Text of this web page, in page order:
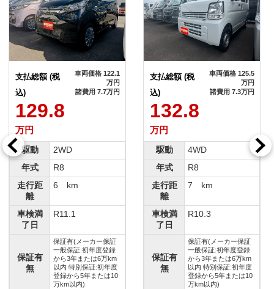
支払総額 (税
込)
129.8
万円
車両価格 122.1
万円
諸費用 7.7万円
駆動
2WD
年式
R8
走行距
離
6 km
車検満
了日
R11.1
保証有
無
保証有(メーカー保証
一般保証:初年度登録
から3年または6万km
以内 特別保証:初年度
登録から5年または10
万km以内)
支払総額 (税
込)
132.8
万円
車両価格 125.5
万円
諸費用 7.3万円
駆動
4WD
年式
R8
走行距
離
7 km
車検満
了日
R10.3
保証有
無
保証有(メーカー保証
一般保証:初年度登録
から3年または6万km
以内 特別保証:初年度
登録から5年または10
万km以内)